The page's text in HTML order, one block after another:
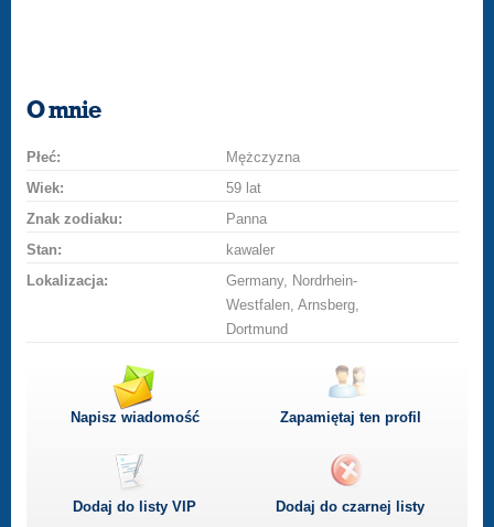
O mnie
Płeć:
Mężczyzna
Wiek:
59 lat
Znak zodiaku:
Panna
Stan:
kawaler
Lokalizacja:
Germany, Nordrhein-
Westfalen, Arnsberg,
Dortmund
Napisz wiadomość Zapamiętaj ten profil
Dodaj do listyVIP Dodaj do czarnej listy